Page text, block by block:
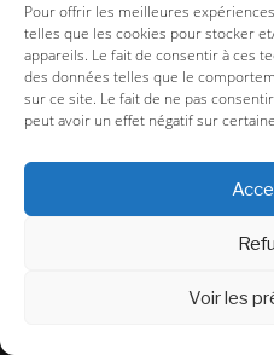
Pour offrir les meilleures
telles que les cookies pour stocker
appareils. Le fait de consentir à ces
des données telles que le
sur ce site. Le fait de ne pas
peut avoir un effet négatif sur
Voir les